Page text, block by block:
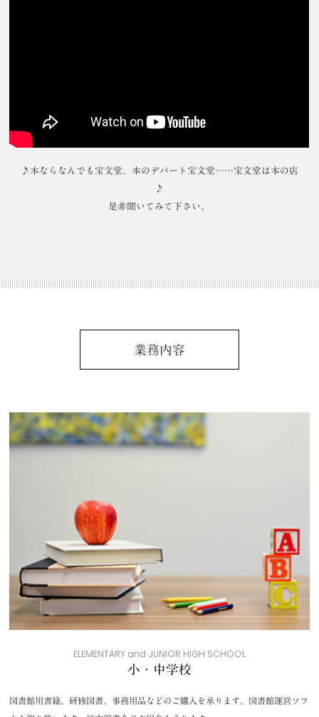
♪本ならなんでも宝文堂、本のデパート宝文堂……宝文堂は本の店
♪
是非聞いてみて下さい。
業務内容
ELEMENTARY and JUNIOR HIGH SCHOOL
小・中学校
図書館用書籍、研修図書、事務用品などのご購入を承ります。図書館運営ソフ